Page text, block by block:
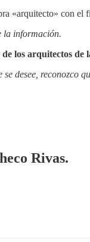
«arquitecto» con el
la información.
los arquitectos de
desee, reconozco
Rivas.